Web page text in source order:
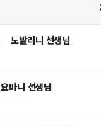
노발리니 선생님
바니 선생님